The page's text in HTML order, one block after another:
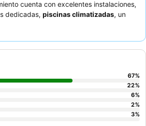
cuenta con excelentes instalaciones,
dedicadas, piscinas climatizadas, un
el servicio atento y amable, así como la
verdaderamente memorable,
con vistas para disfrutar de las
de sol.
67%
22%
6%
2%
3%